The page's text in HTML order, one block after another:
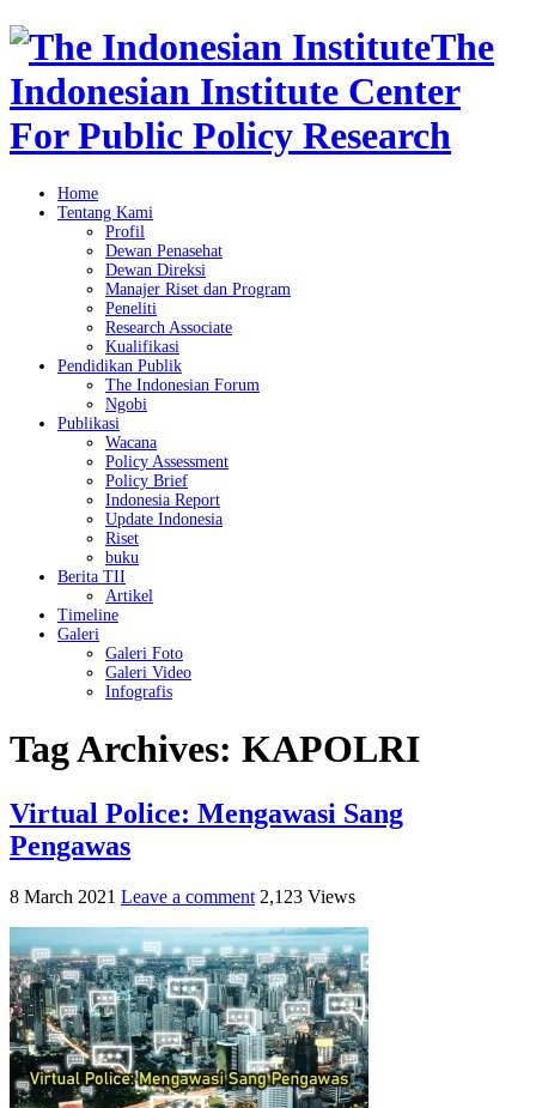
The
Indonesian Institute Center
For Public Policy Research
Home
Tentang Kami
Profil
Dewan Penasehat
Dewan Direksi
Manajer Riset dan Program
Peneliti
Research Associate
Kualifikasi
Pendidikan Publik
The Indonesian Forum
Ngobi
Publikasi
Wacana
Policy Assessment
Policy Brief
Indonesia Report
Update Indonesia
Riset
buku
Berita TII
Artikel
Timeline
Galeri
Galeri Foto
Galeri Video
Infografis
Tag Archives: KAPOLRI
Virtual Police: Mengawasi Sang
Pengawas
8 March 2021 Leave a comment 2,123 Views